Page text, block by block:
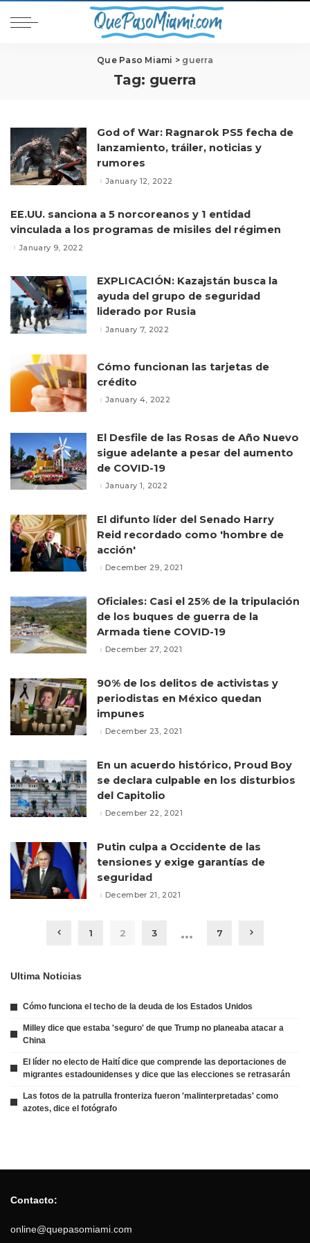
Que Paso Miami > guerra
Tag: guerra
God of War: Ragnarok PS5 fecha de
lanzamiento, tráiler, noticias y
rumores
January 12, 2022
EE.UU. sanciona a 5 norcoreanos y 1 entidad
vinculada a los programas de misiles del régimen
January 9, 2022
EXPLICACIÓN: Kazajstán busca la
ayuda del grupo de seguridad
liderado por Rusia
January 7, 2022
Cómo funcionan las tarjetas de
crédito
January 4, 2022
El Desfile de las Rosas de Año Nuevo
sigue adelante a pesar del aumento
de COVID-19
January 1, 2022
El difunto líder del Senado Harry
Reid recordado como 'hombre de
acción'
December 29, 2021
Oficiales: Casi el 25% de la tripulación
de los buques de guerra de la
Armada tiene COVID-19
December 27, 2021
90% de los delitos de activistas y
periodistas en México quedan
impunes
December 23, 2021
En un acuerdo histórico, Proud Boy
se declara culpable en los disturbios
del Capitolio
December 22, 2021
Putin culpa a Occidente de las
tensiones y exige garantías de
seguridad
December 21, 2021
1 2 3 … 7
Ultima Noticias
Cómo funciona el techo de la deuda de los Estados Unidos
Milley dice que estaba 'seguro' de que Trump no planeaba atacar a
China
El líder no electo de Haití dice que comprende las deportaciones de
migrantes estadounidenses y dice que las elecciones se retrasarán
Las fotos de la patrulla fronteriza fueron 'malinterpretadas' como
azotes, dice el fotógrafo
Contacto:
online@quepasomiami.com